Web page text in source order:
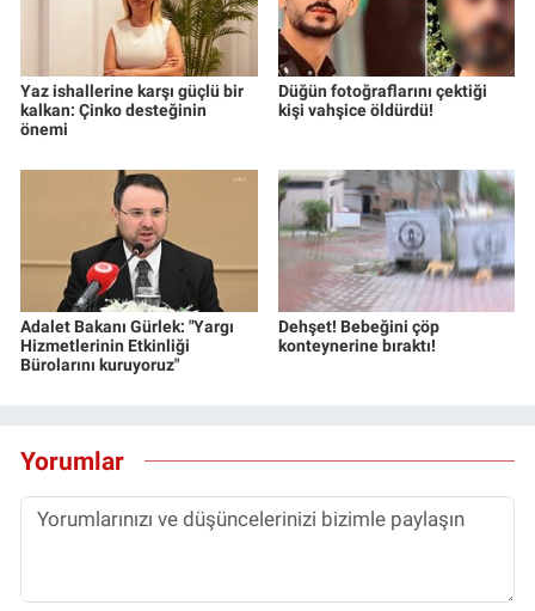
Yaz ishallerine karşı güçlü bir
kalkan: Çinko desteğinin
önemi
Düğün fotoğraflarını çektiği
kişi vahşice öldürdü!
Adalet Bakanı Gürlek: "Yargı
Hizmetlerinin Etkinliği
Bürolarını kuruyoruz"
Dehşet! Bebeğini çöp
konteynerine bıraktı!
Yorumlar